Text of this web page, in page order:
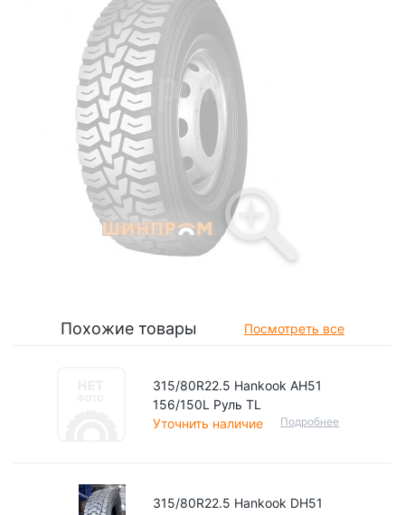
Похожие товары Посмотреть все
315/80R22.5 Hankook AH51
156/150L Руль TL
Уточнить наличие
Подробнее
315/80R22.5 Hankook DH51